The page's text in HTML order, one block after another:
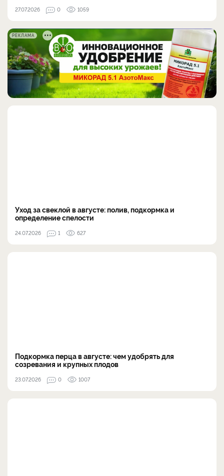
27.07.2026 0 1059
РЕКЛАМА
Уход за свеклой в августе: полив, подкормка и
определение спелости
24.07.2026 1 627
Подкормка перца в августе: чем удобрять для
созревания и крупных плодов
23.07.2026 0 1007